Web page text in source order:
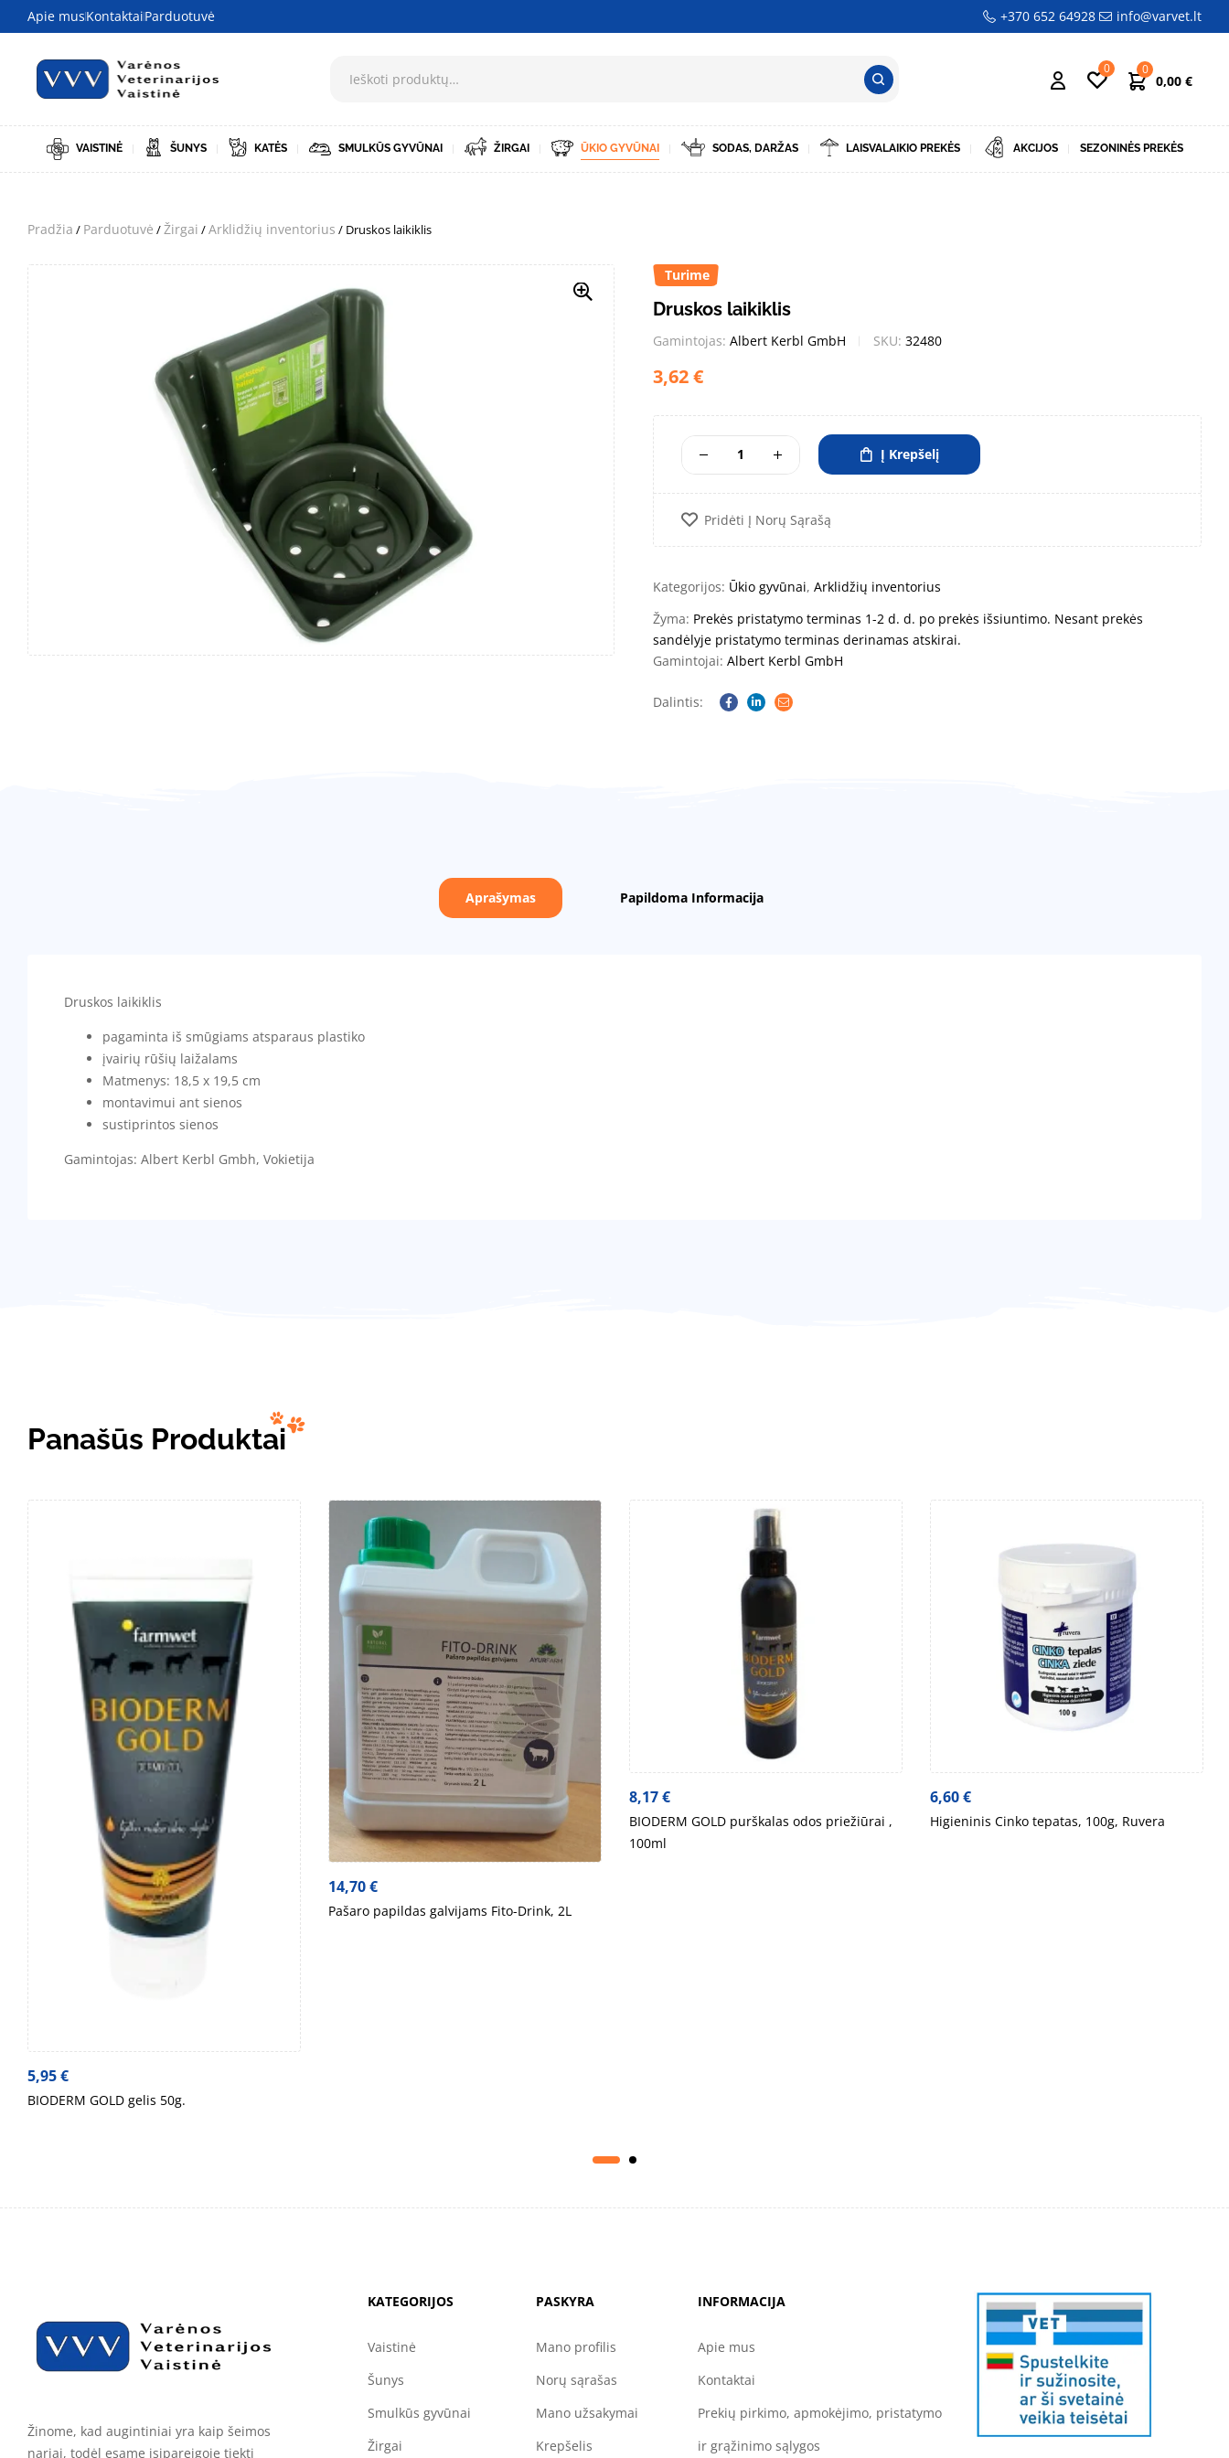
Apie musKontaktaiParduotuvė +370 652 64928 info@varvet.lt
0 0
0,00 €
VAISTINĖ ŠUNYS KATĖS SMULKŪS GYVŪNAI ŽIRGAI ŪKIO GYVŪNAI SODAS, DARŽAS LAISVALAIKIO PREKĖS AKCIJOS SEZONINĖS PREKĖS
Pradžia / Parduotuvė /Žirgai /Arklidžių inventorius / Druskos laikiklis
Turime
Druskos laikiklis
Gamintojas: Albert Kerbl GmbH SKU: 32480
3,62€
Į Krepšelį
Pridėti Į Norų Sąrašą
Kategorijos: Ūkio gyvūnai, Arklidžių inventorius
Žyma: Prekės pristatymo terminas 1-2 d. d. po prekės išsiuntimo. Nesant prekės
sandėlyje pristatymo terminas derinamas atskirai.
Gamintojai: Albert Kerbl GmbH
Dalintis:
Facebook
Linkedin
Email
Aprašymas Papildoma Informacija
Druskos laikiklis
pagaminta iš smūgiams atsparaus plastiko
įvairių rūšių laižalams
Matmenys: 18,5 x 19,5 cm
montavimui ant sienos
sustiprintos sienos
Gamintojas: Albert Kerbl Gmbh, Vokietija
Panašūs Produktai
5,95€
BIODERM GOLD gelis 50g.
14,70€
Pašaro papildas galvijams Fito-Drink, 2L
8,17€
BIODERM GOLD purškalas odos priežiūrai ,
100ml
6,60€
Higieninis Cinko tepatas, 100g, Ruvera
Žinome, kad augintiniai yra kaip šeimos
nariai, todėl esame įsipareigoję tiekti
KATEGORIJOS
Vaistinė
Šunys
Smulkūs gyvūnai
Žirgai
PASKYRA
Mano profilis
Norų sąrašas
Mano užsakymai
Krepšelis
INFORMACIJA
Apie mus
Kontaktai
Prekių pirkimo, apmokėjimo, pristatymo
ir grąžinimo sąlygos